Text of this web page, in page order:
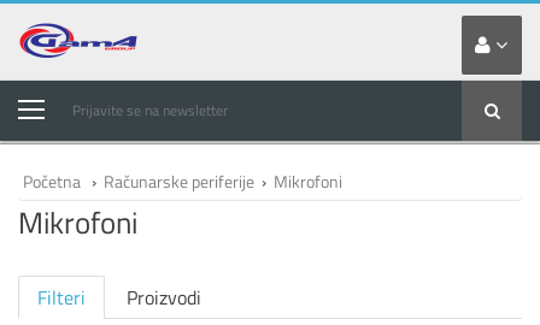
Prijavite se na newsletter
Početna › Računarske periferije › Mikrofoni
Mikrofoni
Filteri Proizvodi